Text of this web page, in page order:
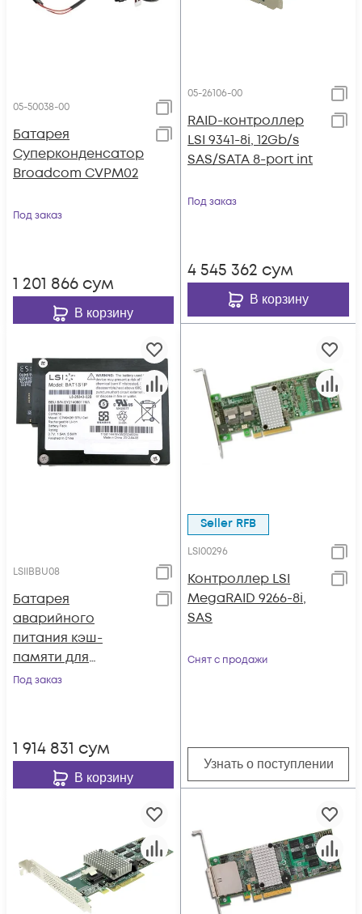
05-50038-00
Батарея
Суперконденсатор
Broadcom CVPM02
Под заказ
1 201 866 сум
В корзину
05-26106-00
RAID-контроллер
LSI 9341-8i, 12Gb/s
SAS/SATA 8-port int
Под заказ
4 545 362 сум
В корзину
LSIIBBU08
Батарея
аварийного
питания кэш-
памяти для
9280/9261/9260
Под заказ
1 914 831 сум
В корзину
Seller RFB
LSI00296
Контроллер LSI
MegaRAID 9266-8i,
SAS
Снят с продажи
Узнать о поступлении